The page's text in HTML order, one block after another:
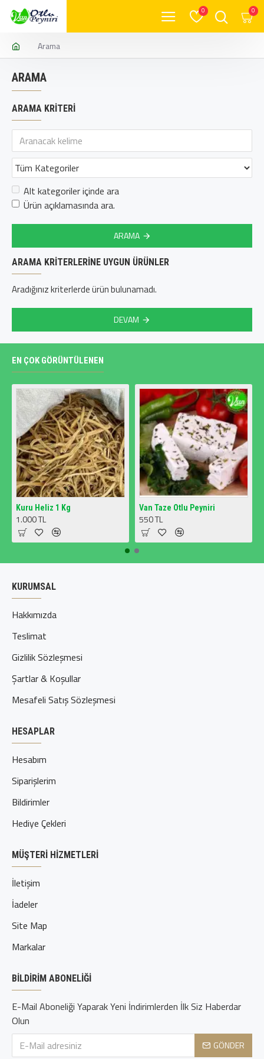
0 0
Arama
ARAMA
ARAMA KRITERI
Alt kategoriler içinde ara
Ürün açıklamasında ara.
ARAMA
ARAMA KRITERLERINE UYGUN ÜRÜNLER
Aradığınız kriterlerde ürün bulunamadı.
DEVAM
EN ÇOK GÖRÜNTÜLENEN
Kuru Heliz 1 Kg
1.000 TL
Van Taze Otlu Peyniri
550 TL
KURUMSAL
Hakkımızda
Teslimat
Gizlilik Sözleşmesi
Şartlar & Koşullar
Mesafeli Satış Sözleşmesi
HESAPLAR
Hesabım
Siparişlerim
Bildirimler
Hediye Çekleri
MÜŞTERI HIZMETLERI
İletişim
İadeler
Site Map
Markalar
BILDIRIM ABONELIĞI
E-Mail Aboneliği Yaparak Yeni İndirimlerden İlk Siz Haberdar
Olun
GÖNDER